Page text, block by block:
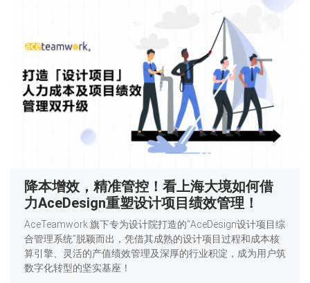
降本增效，精准管控！看上海大境如何借
力AceDesign重塑设计项目绩效管理！
AceTeamwork 旗下专为设计院打造的“AceDesign设计项目综
合管理系统”脱颖而出，凭借其成熟的设计项目过程和成本核
算引擎、灵活的产值绩效管理及深厚的行业积淀，成为用户筑
数字化转型的坚实基座！